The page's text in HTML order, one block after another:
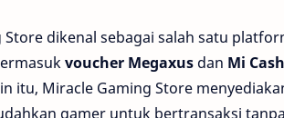
Store dikenal sebagai salah satu
voucher Megaxus dan Mi
itu, Miracle Gaming Store
gamer untuk bertransaksi